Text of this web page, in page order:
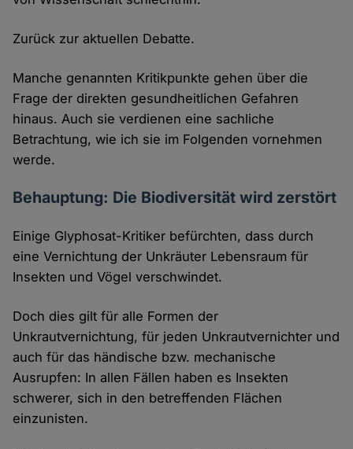
Zurück zur aktuellen Debatte.
Manche genannten Kritikpunkte gehen über die
Frage der direkten gesundheitlichen Gefahren
hinaus. Auch sie verdienen eine sachliche
Betrachtung, wie ich sie im Folgenden vornehmen
werde.
Behauptung: Die Biodiversität wird zerstört
Einige Glyphosat-Kritiker befürchten, dass durch
eine Vernichtung der Unkräuter Lebensraum für
Insekten und Vögel verschwindet.
Doch dies gilt für alle Formen der
Unkrautvernichtung, für jeden Unkrautvernichter und
auch für das händische bzw. mechanische
Ausrupfen: In allen Fällen haben es Insekten
schwerer, sich in den betreffenden Flächen
einzunisten.